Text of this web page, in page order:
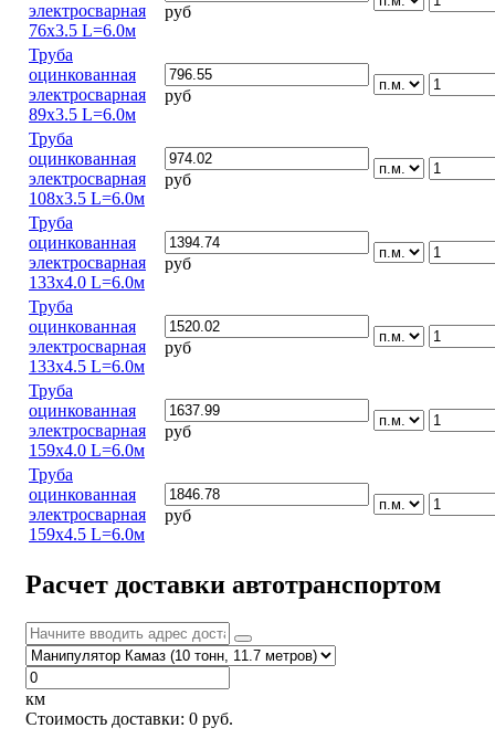
электросварная
76х3.5 L=6.0м
руб
Труба
оцинкованная
электросварная
89х3.5 L=6.0м
руб
Труба
оцинкованная
электросварная
108х3.5 L=6.0м
руб
Труба
оцинкованная
электросварная
133х4.0 L=6.0м
руб
Труба
оцинкованная
электросварная
133х4.5 L=6.0м
руб
Труба
оцинкованная
электросварная
159х4.0 L=6.0м
руб
Труба
оцинкованная
электросварная
159х4.5 L=6.0м
руб
Расчет доставки автотранспортом
км
Стоимость доставки: 0 руб.